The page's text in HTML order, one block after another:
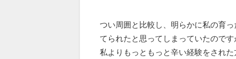
つい周囲と比較し、明らかに私の育
てられたと思ってしまっていたので
私よりもっともっと辛い経験をされ